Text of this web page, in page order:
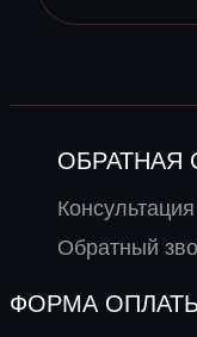
ОБРАТНАЯ
Консультация
Обратный
ФОРМА